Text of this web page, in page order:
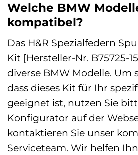
Welche BMW
kompatibel?
Das H&R Spezialfedern
Kit [Hersteller-Nr. B75725-
diverse BMW Modelle. Um
dass dieses Kit für Ihr
geeignet ist, nutzen Sie
Konfigurator auf der
kontaktieren Sie unser
Serviceteam. Wir helfen